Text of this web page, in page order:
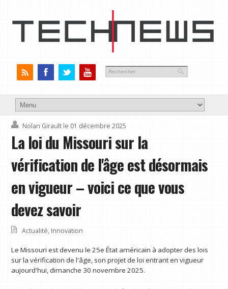
Nolan Girault le 01 décembre 2025
La loi du Missouri sur la
vérification de l'âge est désormais
en vigueur – voici ce que vous
devez savoir
Actualité, Innovation
Le Missouri est devenu le 25e État américain à adopter des lois
sur la vérification de l'âge, son projet de loi entrant en vigueur
aujourd'hui, dimanche 30 novembre 2025.